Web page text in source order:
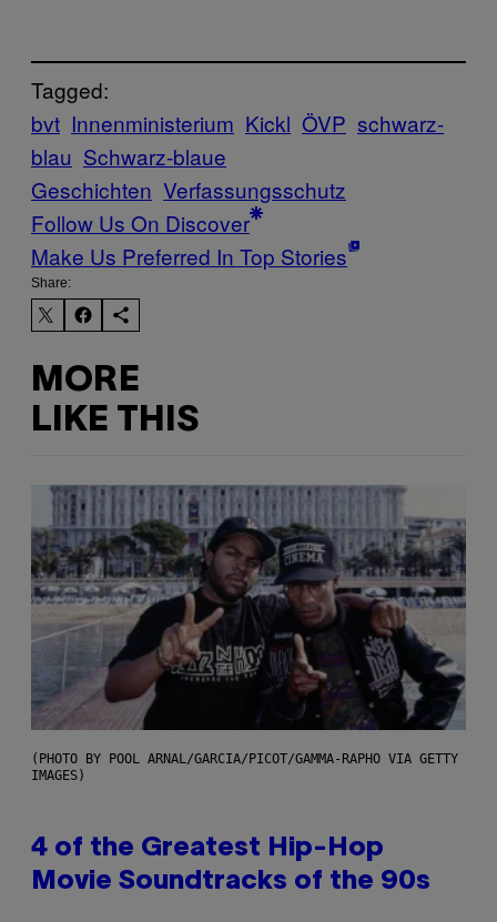
Tagged:
bvt Innenministerium Kickl ÖVP schwarz-
blau Schwarz-blaue
Geschichten Verfassungsschutz
Follow Us On Discover
Make Us Preferred In Top Stories
Share:
MORE
LIKE THIS
(PHOTO BY POOL ARNAL/GARCIA/PICOT/GAMMA-RAPHO VIA GETTY
IMAGES)
4 of the Greatest Hip-Hop
Movie Soundtracks of the 90s